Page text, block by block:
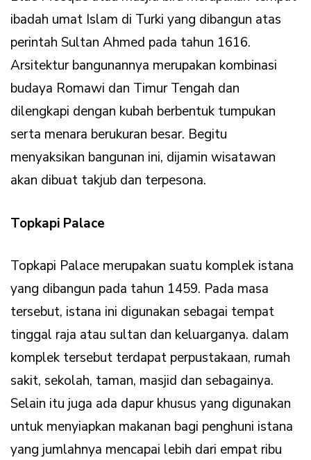
ibadah umat Islam di Turki yang dibangun atas
perintah Sultan Ahmed pada tahun 1616.
Arsitektur bangunannya merupakan kombinasi
budaya Romawi dan Timur Tengah dan
dilengkapi dengan kubah berbentuk tumpukan
serta menara berukuran besar. Begitu
menyaksikan bangunan ini, dijamin wisatawan
akan dibuat takjub dan terpesona.
Topkapi Palace
Topkapi Palace merupakan suatu komplek istana
yang dibangun pada tahun 1459. Pada masa
tersebut, istana ini digunakan sebagai tempat
tinggal raja atau sultan dan keluarganya. dalam
komplek tersebut terdapat perpustakaan, rumah
sakit, sekolah, taman, masjid dan sebagainya.
Selain itu juga ada dapur khusus yang digunakan
untuk menyiapkan makanan bagi penghuni istana
yang jumlahnya mencapai lebih dari empat ribu